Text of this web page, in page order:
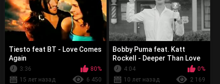
Tiesto feat BT - Love Comes
Again
3:36
80%
15 лет назад
6 450
Bobby Puma feat. Katt
Rockell - Deeper Than Love
4:04
0%
10 лет назад
2 169